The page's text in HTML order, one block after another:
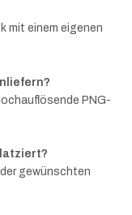
mit einem eigenen
PNG-
gewünschten